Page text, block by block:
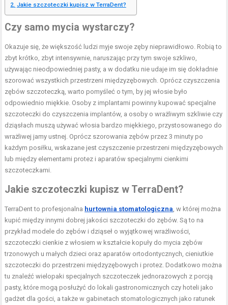
Jakie szczoteczki kupisz w TerraDent?
Czy samo mycia wystarczy?
Okazuje się, że większość ludzi myje swoje zęby nieprawidłowo. Robią to
zbyt krótko, zbyt intensywnie, naruszając przy tym swoje szkliwo,
używając nieodpowiedniej pasty, a w dodatku nie udaje im się dokładnie
szorować wszystkich przestrzeni międzyzębowych. Oprócz czyszczenia
zębów szczoteczką, warto pomyśleć o tym, by jej włosie było
odpowiednio miękkie. Osoby z implantami powinny kupować specjalne
szczoteczki do czyszczenia implantów, a osoby o wrażliwym szkliwie czy
dziąsłach muszą używać włosia bardzo miękkiego, przystosowanego do
wrażliwej jamy ustnej. Oprócz szorowania zębów przez 3 minuty po
każdym posiłku, wskazane jest czyszczenie przestrzeni międzyzębowych
lub między elementami protez i aparatów specjalnymi cienkimi
szczoteczkami.
Jakie szczoteczki kupisz w TerraDent?
TerraDent to profesjonalna hurtownia stomatologiczna , w której można
kupić między innymi dobrej jakości szczoteczki do zębów. Są to na
przykład modele do zębów i dziąseł o wyjątkowej wrażliwości,
szczoteczki cienkie z włosiem w kształcie kopuły do mycia zębów
trzonowych u małych dzieci oraz aparatów ortodontycznych, cieniutkie
szczoteczki do przestrzeni międzyzębowych i protez. Dodatkowo można
tu znaleźć wielopaki specjalnych szczoteczek jednorazowych z porcją
pasty, które mogą posłużyć do lokali gastronomicznych czy hoteli jako
gadżet dla gości, a także w gabinetach stomatologicznych jako ratunek